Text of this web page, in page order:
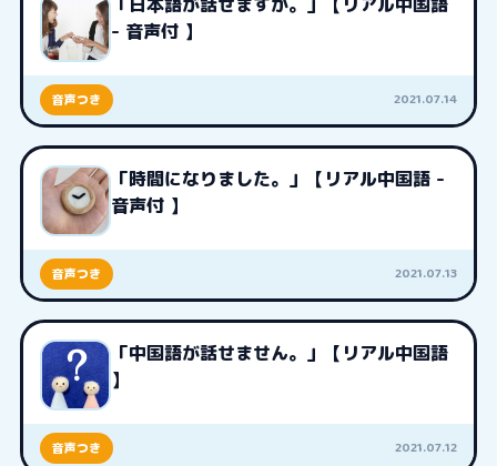
- 音声付 】
音声つき 2021.07.14
「時間になりました。」【リアル中国語 -
音声付 】
音声つき 2021.07.13
「中国語が話せません。」【リアル中国語
】
音声つき 2021.07.12